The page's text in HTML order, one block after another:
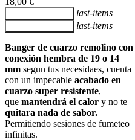
last-items
last-items
Banger de cuarzo remolino con
conexión hembra de 19 o 14
mm segun tus necesidaes, cuenta
con un impecable acabado en
cuarzo super resistente,
que mantendrá el calor y no te
quitara nada de sabor.
Permitiendo sesiones de fumeteo
infinitas.